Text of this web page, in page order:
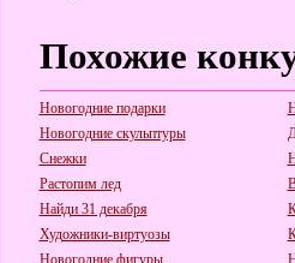
Похожие
Новогодние подарки
Новогодние скульптуры
Снежки
Растопим лед
Найди 31 декабря
Художники-виртуозы
Новогодние фигуры